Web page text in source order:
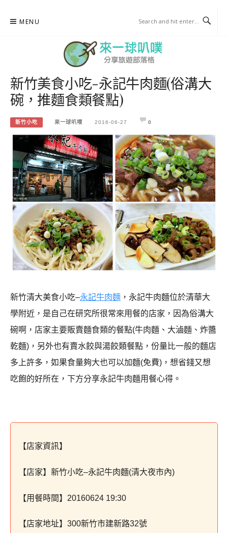
MENU
來一球叭噗
分享日本自助部落格
新竹美食小吃-永記牛肉麵(俗溝大
碗，推麵食類餐點)
新竹小吃 來一球叭噗 2016-06-27 0
新竹清大美食小吃–永記牛肉麵 ，永記牛肉麵位於清華大
學附近，是自己在研究所很常來用餐的店家，因為俗溝大
碗啊，店家主要販賣麵食類的餐點(牛肉麵、大滷麵、炸醬
乾麵)，另外也有賣水餃與湯餃類餐點，份量比一般的麵店
多上許多，如果食量夠大也可以加麵(免費) ，想省錢又想
吃飽的好所在，下方分享永記牛肉麵用餐心得。
【店家資訊】
【店家】新竹小吃–永記牛肉麵(清大夜市內)
【用餐時間】 20160624 19:30
【店家地址】 300新竹市建新路32號